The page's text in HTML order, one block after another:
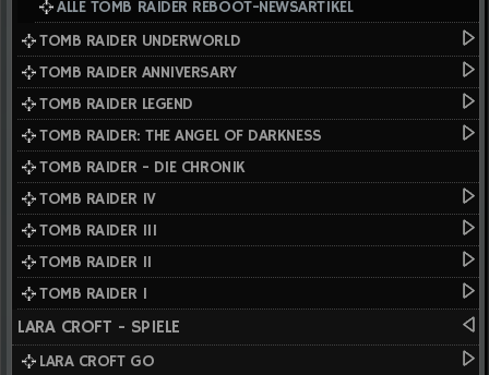
ALLE TOMB RAIDER REBOOT-NEWSARTIKEL
TOMB RAIDER UNDERWORLD
TOMB RAIDER ANNIVERSARY
TOMB RAIDER LEGEND
TOMB RAIDER: THE ANGEL OF DARKNESS
TOMB RAIDER - DIE CHRONIK
TOMB RAIDER IV
TOMB RAIDER III
TOMB RAIDER II
TOMB RAIDER I
LARA CROFT - SPIELE
LARA CROFT GO